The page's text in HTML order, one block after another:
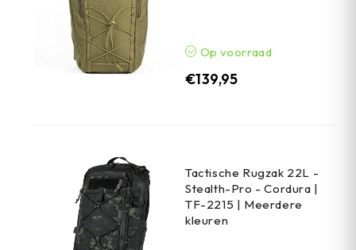
Op voorraad
€139,95
Tactische Rugzak 22L -
Stealth-Pro - Cordura |
TF-2215 | Meerdere
kleuren